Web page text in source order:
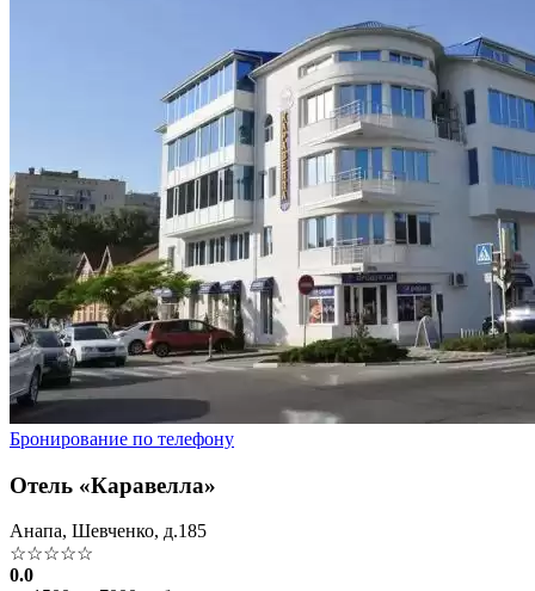
Бронирование по телефону
Отель «Каравелла»
Анапа, Шевченко, д.185
☆☆☆☆☆
0.0